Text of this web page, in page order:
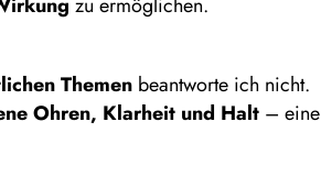
Themen beantworte ich nicht.
Ohren, Klarheit und Halt – eine